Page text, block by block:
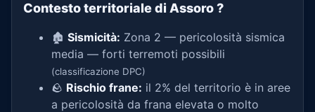
Contesto territoriale di Assoro?
🏚️ Sismicità: Zona 2 — pericolosità sismica
media — forti terremoti possibili
(classificazione DPC)
🪨 Rischio frane: il 2% del territorio è in aree
a pericolosità da frana elevata o molto